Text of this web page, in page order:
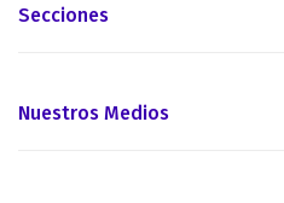
Secciones
Nuestros Medios